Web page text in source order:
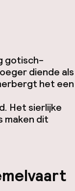
gotisch-
diende als
het een
Het sierlijke
maken dit